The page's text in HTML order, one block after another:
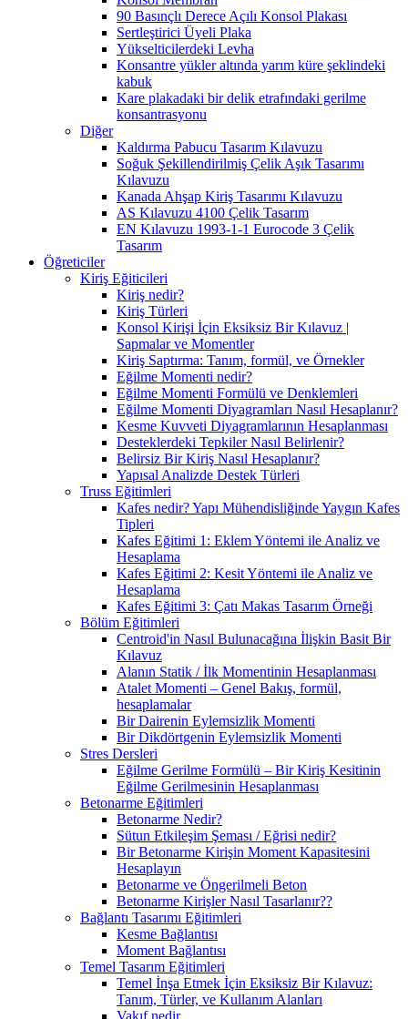
90 Basınçlı Derece Açılı Konsol Plakası
Sertleştirici Üyeli Plaka
Yükselticilerdeki Levha
Konsantre yükler altında yarım küre şeklindeki
kabuk
Kare plakadaki bir delik etrafındaki gerilme
konsantrasyonu
Diğer
Kaldırma Pabucu Tasarım Kılavuzu
Soğuk Şekillendirilmiş Çelik Aşık Tasarımı
Kılavuzu
Kanada Ahşap Kiriş Tasarımı Kılavuzu
AS Kılavuzu 4100 Çelik Tasarım
EN Kılavuzu 1993-1-1 Eurocode 3 Çelik
Tasarım
Öğreticiler
Kiriş Eğiticileri
Kiriş nedir?
Kiriş Türleri
Konsol Kirişi İçin Eksiksiz Bir Kılavuz |
Sapmalar ve Momentler
Kiriş Saptırma: Tanım, formül, ve Örnekler
Eğilme Momenti nedir?
Eğilme Momenti Formülü ve Denklemleri
Eğilme Momenti Diyagramları Nasıl Hesaplanır?
Kesme Kuvveti Diyagramlarının Hesaplanması
Desteklerdeki Tepkiler Nasıl Belirlenir?
Belirsiz Bir Kiriş Nasıl Hesaplanır?
Yapısal Analizde Destek Türleri
Truss Eğitimleri
Kafes nedir? Yapı Mühendisliğinde Yaygın Kafes
Tipleri
Kafes Eğitimi 1: Eklem Yöntemi ile Analiz ve
Hesaplama
Kafes Eğitimi 2: Kesit Yöntemi ile Analiz ve
Hesaplama
Kafes Eğitimi 3: Çatı Makas Tasarım Örneği
Bölüm Eğitimleri
Centroid'in Nasıl Bulunacağına İlişkin Basit Bir
Kılavuz
Alanın Statik / İlk Momentinin Hesaplanması
Atalet Momenti – Genel Bakış, formül,
hesaplamalar
Bir Dairenin Eylemsizlik Momenti
Bir Dikdörtgenin Eylemsizlik Momenti
Stres Dersleri
Eğilme Gerilme Formülü – Bir Kiriş Kesitinin
Eğilme Gerilmesinin Hesaplanması
Betonarme Eğitimleri
Betonarme Nedir?
Sütun Etkileşim Şeması / Eğrisi nedir?
Bir Betonarme Kirişin Moment Kapasitesini
Hesaplayın
Betonarme ve Öngerilmeli Beton
Betonarme Kirişler Nasıl Tasarlanır??
Bağlantı Tasarımı Eğitimleri
Kesme Bağlantısı
Moment Bağlantısı
Temel Tasarım Eğitimleri
Temel İnşa Etmek İçin Eksiksiz Bir Kılavuz:
Tanım, Türler, ve Kullanım Alanları